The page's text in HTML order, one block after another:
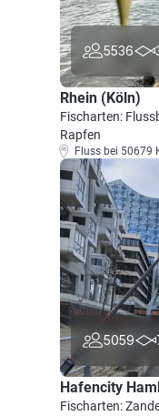
5536
Rhein (Köln)
Fischarten:
Rapfen
Fluss bei 50679
5059
Hafencity
Fischarten: